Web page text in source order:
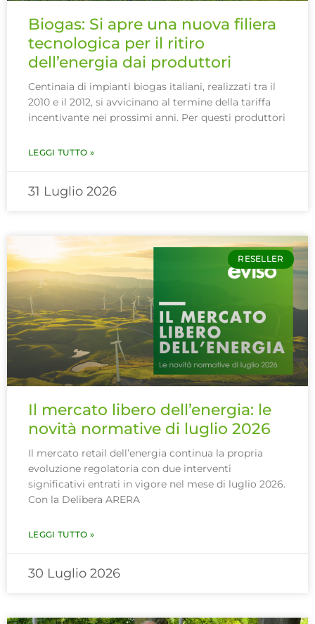
Biogas: Si apre una nuova filiera
tecnologica per il ritiro
dell’energia dai produttori
Centinaia di impianti biogas italiani, realizzati tra il
2010 e il 2012, si avvicinano al termine della tariffa
incentivante nei prossimi anni. Per questi produttori
LEGGI TUTTO »
31 Luglio 2026
RESELLER
Il mercato libero dell’energia: le
novità normative di luglio 2026
Il mercato retail dell’energia continua la propria
evoluzione regolatoria con due interventi
significativi entrati in vigore nel mese di luglio 2026.
Con la Delibera ARERA
LEGGI TUTTO »
30 Luglio 2026